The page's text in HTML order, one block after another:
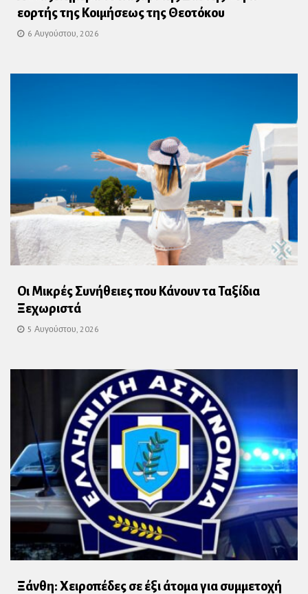
εορτής της Κοιμήσεως της Θεοτόκου
6 Αυγούστου, 2026
Οι Μικρές Συνήθειες που Κάνουν τα Ταξίδια
Ξεχωριστά
5 Αυγούστου, 2026
Ξάνθη: Χειροπέδες σε έξι άτομα για συμμετοχή